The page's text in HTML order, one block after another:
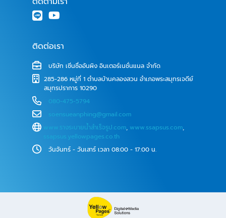
ติดต่อเรา
บริษัท เซิ่นซื่ออันผิง อินเตอร์เนชั่นแนล จำกัด
285-286 หมู่ที่ 1 ตำบลบ้านคลองสวน อำเภอพระสมุทรเจดีย์
สมุทรปราการ 10290
080-475-5794
soensueanphing@gmail.com
www.รางระบายน้ําสําเร็จรูป.com, www.ssapsus.com,
ssapsus.yellowpages.co.th
วันจันทร์ - วันเสาร์ เวลา 08:00 - 17:00 น.